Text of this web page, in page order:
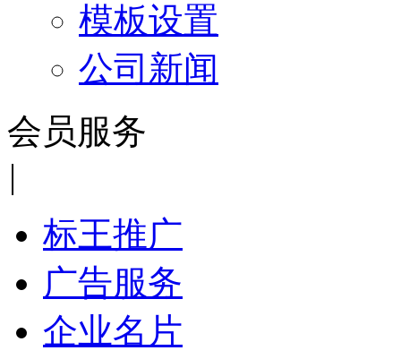
模板设置
公司新闻
会员服务
|
标王推广
广告服务
企业名片